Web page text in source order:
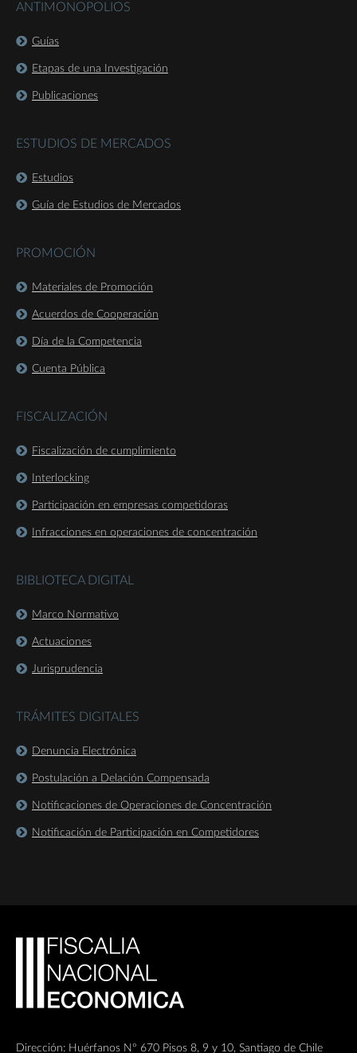
ANTIMONOPOLIOS
Guías
Etapas de una Investigación
Publicaciones
ESTUDIOS DE MERCADOS
Estudios
Guía de Estudios de Mercados
PROMOCIÓN
Materiales de Promoción
Acuerdos de Cooperación
Día de la Competencia
Cuenta Pública
FISCALIZACIÓN
Fiscalización de cumplimiento
Interlocking
Participación en empresas competidoras
Infracciones en operaciones de concentración
BIBLIOTECA DIGITAL
Marco Normativo
Actuaciones
Jurisprudencia
TRÁMITES DIGITALES
Denuncia Electrónica
Postulación a Delación Compensada
Notificaciones de Operaciones de Concentración
Notificación de Participación en Competidores
Dirección: Huérfanos Nº 670 Pisos 8, 9 y 10, Santiago de Chile